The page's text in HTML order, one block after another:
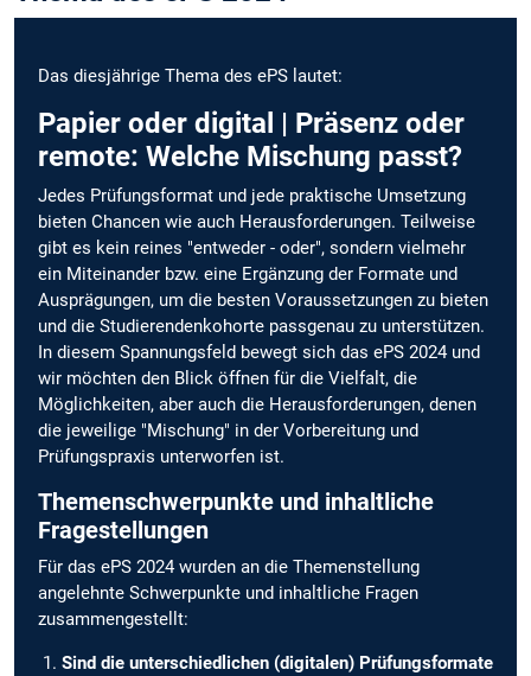
Das diesjährige Thema des ePS lautet:
Papier oder digital | Präsenz oder
remote: Welche Mischung passt?
Jedes Prüfungsformat und jede praktische Umsetzung
bieten Chancen wie auch Herausforderungen. Teilweise
gibt es kein reines "entweder - oder", sondern vielmehr
ein Miteinander bzw. eine Ergänzung der Formate und
Ausprägungen, um die besten Voraussetzungen zu bieten
und die Studierendenkohorte passgenau zu unterstützen.
In diesem Spannungsfeld bewegt sich das ePS 2024 und
wir möchten den Blick öffnen für die Vielfalt, die
Möglichkeiten, aber auch die Herausforderungen, denen
die jeweilige "Mischung" in der Vorbereitung und
Prüfungspraxis unterworfen ist.
Themenschwerpunkte und inhaltliche
Fragestellungen
Für das ePS 2024 wurden an die Themenstellung
angelehnte Schwerpunkte und inhaltliche Fragen
zusammengestellt:
Sind die unterschiedlichen (digitalen) Prüfungsformate